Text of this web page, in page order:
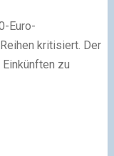
Euro-
kritisiert. Der
zu